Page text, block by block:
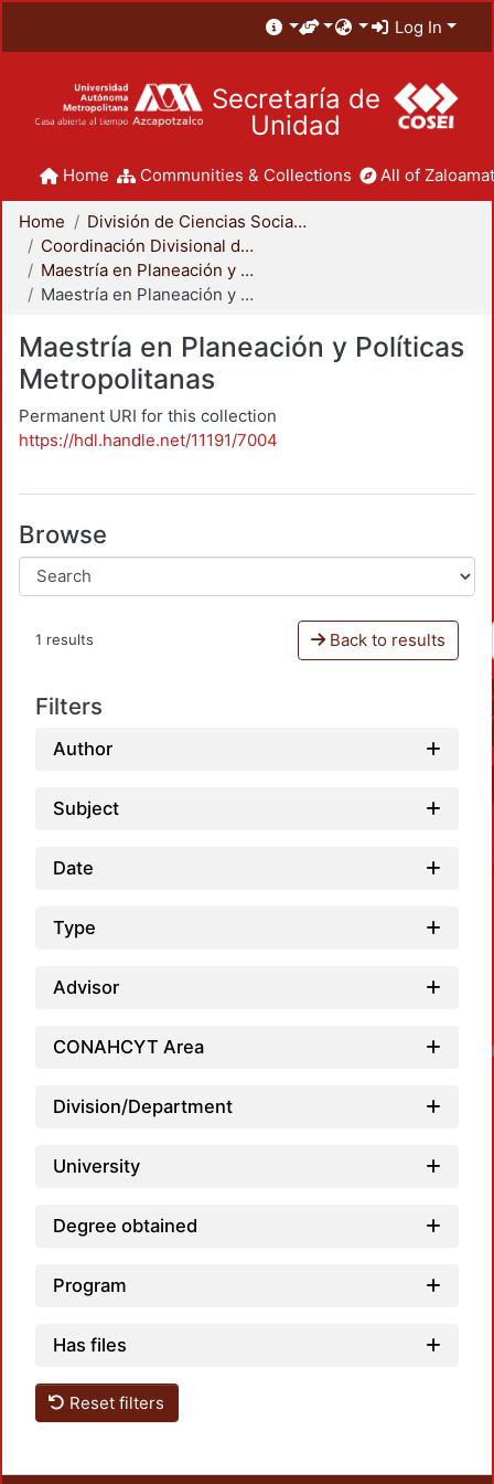
Log In
Secretaría de
Unidad
Home Communities & Collections All of
Home
División de Ciencias Sociales y Humanidades
Coordinación Divisional de Posgrado
Maestría en Planeación y Políticas Metropolitanas
Maestría en Planeación y Políticas Metropolitanas
Maestría en Planeación y Políticas
Metropolitanas
Permanent URI for this collection
https://hdl.handle.net/11191/7004
Browse
1 results Back to results
Filters
Author
Subject
Date
Type
Advisor
CONAHCYT Area
Division/Department
University
Degree obtained
Program
Has files
Reset filters